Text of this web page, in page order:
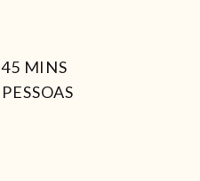
45MIN
MINS
PESSOAS